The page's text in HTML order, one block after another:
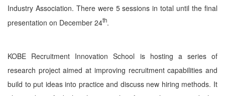
Industry Association. There were 5 sessions in total until the final
presentation on December 24th.
KOBE Recruitment Innovation School is hosting a series of
research project aimed at improving recruitment capabilities and
build to put ideas into practice and discuss new hiring methods. It